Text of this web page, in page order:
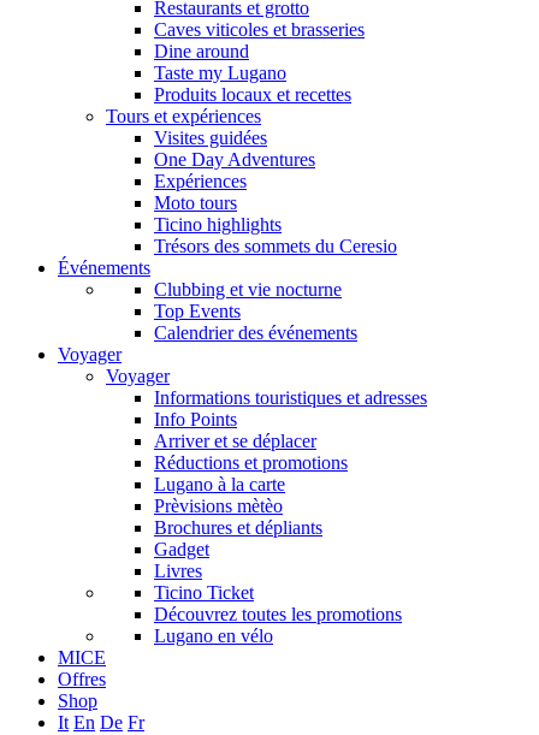
Restaurants et grotto
Caves viticoles et brasseries
Dine around
Taste my Lugano
Produits locaux et recettes
Tours et expériences
Visites guidées
One Day Adventures
Expériences
Moto tours
Ticino highlights
Trésors des sommets du Ceresio
Événements
Clubbing et vie nocturne
Top Events
Calendrier des événements
Voyager
Voyager
Informations touristiques et adresses
Info Points
Arriver et se déplacer
Réductions et promotions
Lugano à la carte
Prèvisions mètèo
Brochures et dépliants
Gadget
Livres
Ticino Ticket
Découvrez toutes les promotions
Lugano en vélo
MICE
Offres
Shop
It En De Fr